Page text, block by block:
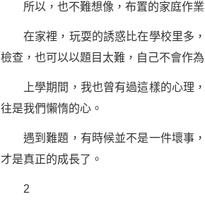
所以，也不難想像，布置的家庭作業
在家裡，玩耍的誘惑比在學校里多，
檢查，也可以以題目太難，自己不會作
上學期間，我也曾有過這樣的心理，
往是我們懶惰的心。
遇到難題，有時候並不是一件壞事，
才是真正的成長了。
2